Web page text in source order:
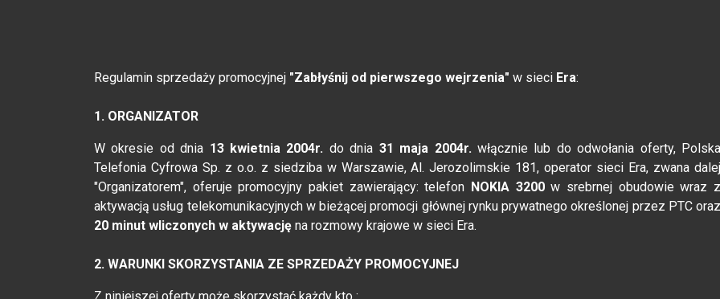
Regulamin sprzedaży promocyjnej "Zabłyśnij od pierwszego wejrzenia" w sieci Era:
1. ORGANIZATOR
W okresie od dnia 13 kwietnia 2004r. do dnia 31 maja 2004r. włącznie lub do odwołania oferty, Polska
Telefonia Cyfrowa Sp. z o.o. z siedziba w Warszawie, Al. Jerozolimskie 181, operator sieci Era, zwana dalej
"Organizatorem", oferuje promocyjny pakiet zawierający: telefon NOKIA 3200w srebrnej obudowie wraz z
aktywacją usług telekomunikacyjnych w bieżącej promocji głównej rynku prywatnego określonej przez PTC oraz
20 minut wliczonych w aktywację na rozmowy krajowe w sieci Era.
2. WARUNKI SKORZYSTANIA ZE SPRZEDAŻY PROMOCYJNEJ
Z niniejszej oferty może skorzystać każdy kto :